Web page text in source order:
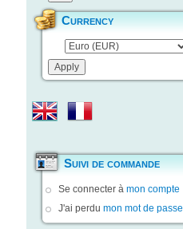
Currency
Suivi de commande
Se connecter à mon compte
J'ai perdu mon mot de passe